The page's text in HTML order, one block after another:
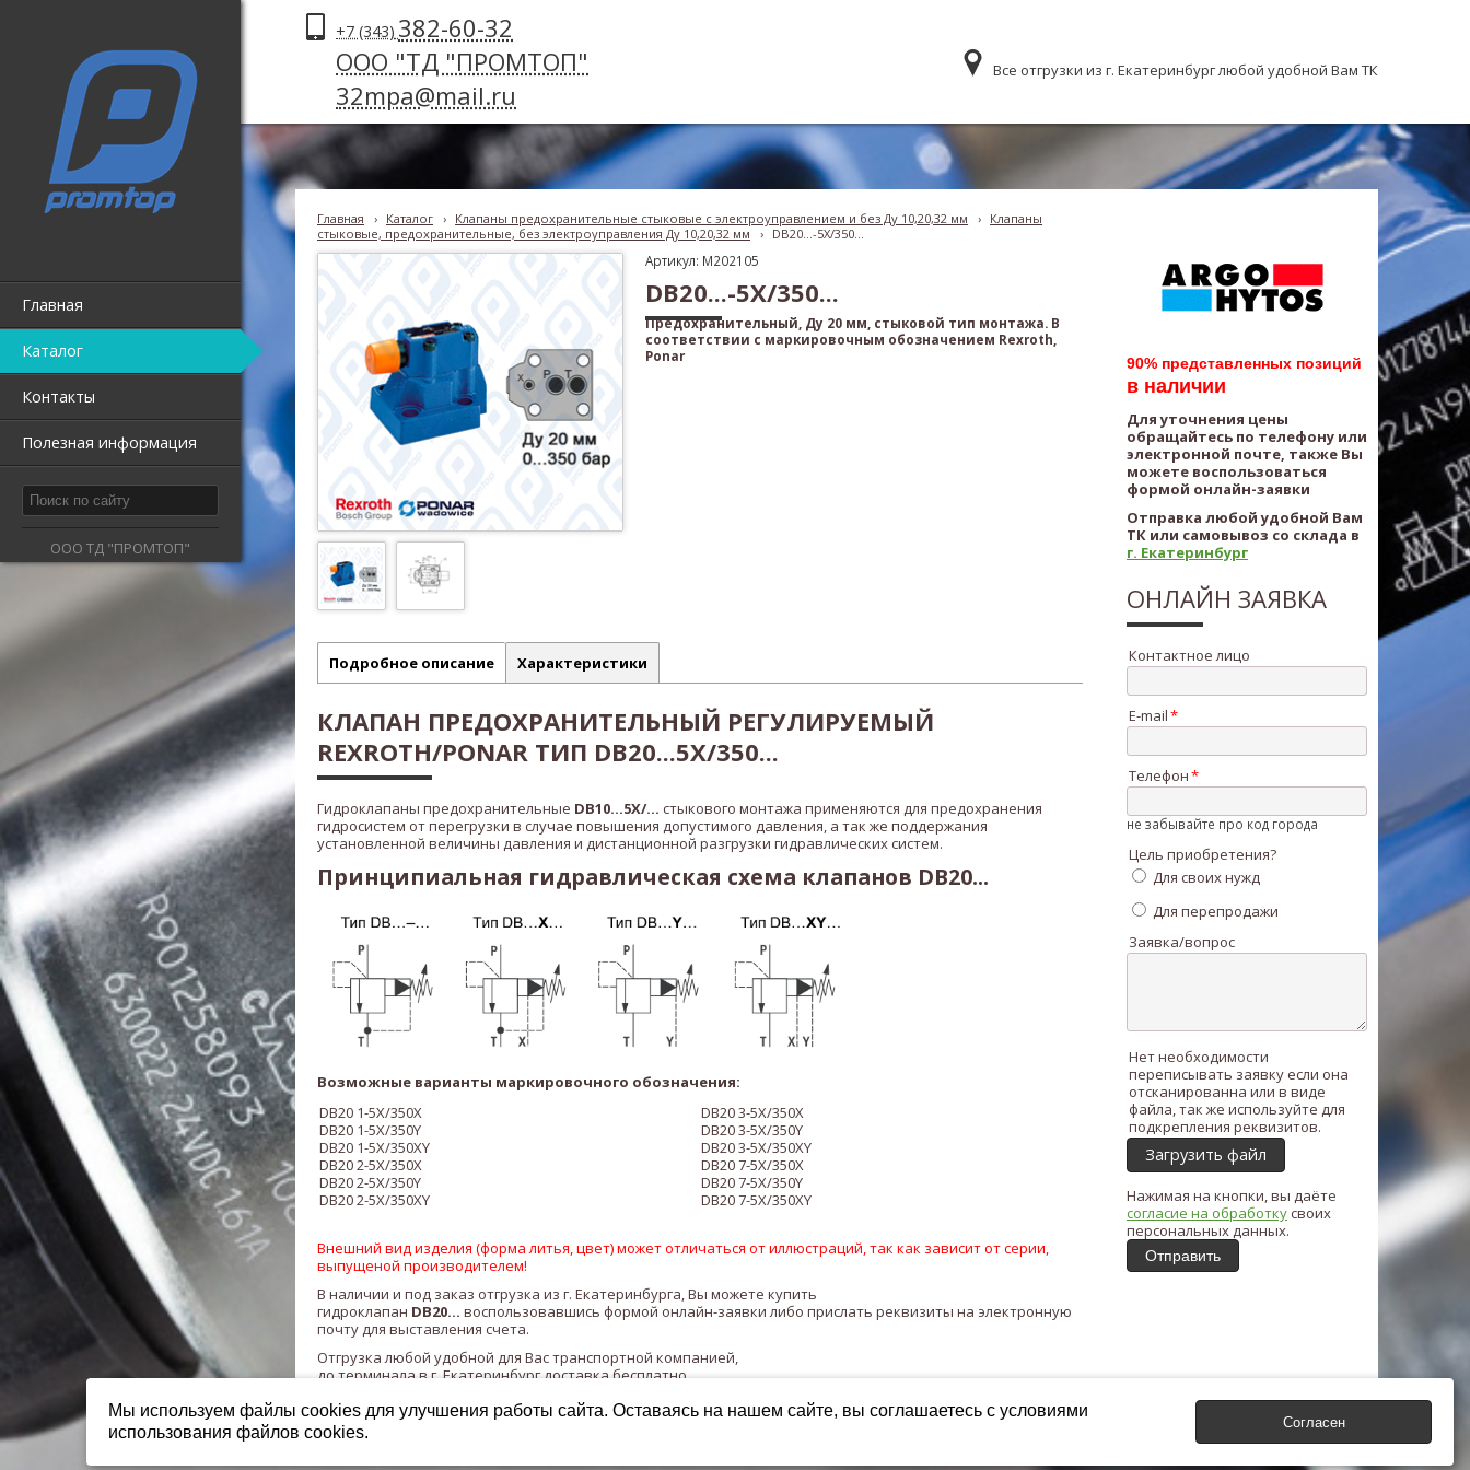
Главная
Каталог
Контакты
Полезная информация
ООО ТД "ПРОМТОП"
+7 (343) 382-60-32
ООО "ТД "ПРОМТОП"
32mpa@mail.ru
Все отгрузки из г. Екатеринбург любой удобной Вам ТК
Главная › Каталог › Клапаны предохранительные стыковые с электроуправлением и без Ду 10,20,32 мм ›
Клапаны
стыковые, предохранительные, без электроуправления Ду 10,20,32 мм
› DB20...-5X/350...
Артикул: M202105
DB20...-5X/350...
Предохранительный, Ду 20 мм, стыковой тип монтажа. В
соответствии с маркировочным обозначением Rexroth,
Ponar
Подробное описание Характеристики
КЛАПАН ПРЕДОХРАНИТЕЛЬНЫЙ РЕГУЛИРУЕМЫЙ
REXROTH/PONAR ТИП DB20...5X/350...
Гидроклапаны предохранительные DB10...5X/... стыкового монтажа применяются для предохранения
гидросистем от перегрузки в случае повышения допустимого давления, а так же поддержания
установленной величины давления и дистанционной разгрузки гидравлических систем.
Принципиальная гидравлическая схема клапанов DB20...
Возможные варианты маркировочного обозначения:
DB20 1-5X/350X
DB20 1-5X/350Y
DB20 1-5X/350XY
DB202-5X/350X
DB202-5X/350Y
DB202-5X/350XY
DB203-5X/350X
DB203-5X/350Y
DB203-5X/350XY
DB207-5X/350X
DB207-5X/350Y
DB207-5X/350XY
Внешний вид изделия (форма литья, цвет) может отличаться от иллюстраций, так как зависит от серии,
выпущеной производителем!
В наличии и под заказ отгрузка из г. Екатеринбурга, Вы можете купить
гидроклапан DB20... воспользовавшись формой онлайн-заявки либо прислать реквизиты на электронную
почту для выставления счета.
Отгрузка любой удобной для Вас транспортной компанией,
до терминала в г. Екатеринбург доставка бесплатно.
90% представленных позиций
в наличии
Для уточнения цены
обращайтесь по телефону или
электронной почте, также Вы
можете воспользоваться
формой онлайн-заявки
Отправка любой удобной Вам
ТК или самовывоз со склада в
г. Екатеринбург
ОНЛАЙН ЗАЯВКА
Контактное лицо
E-mail
Телефон
не забывайте про код города
Цель приобретения?
Для своих нужд
Для перепродажи
Заявка/вопрос
Нет необходимости
переписывать заявку если она
отсканированна или в виде
файла, так же используйте для
подкрепления реквизитов.
Загрузить файл
Нажимая на кнопки, вы даёте
согласие на обработкусвоих
персональных данных.
Отправить
Мы используем файлы cookies для улучшения работы сайта. Оставаясь на нашем сайте, вы соглашаетесь с условиями
использования файлов cookies.
Согласен